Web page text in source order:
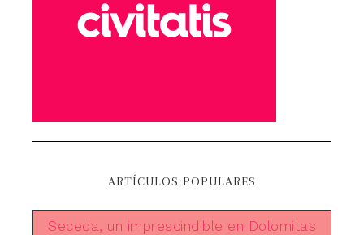
ARTÍCULOS POPULARES
Seceda, un imprescindible en Dolomitas